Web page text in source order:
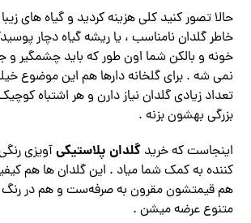
حالا تصور کنید کلی هزینه کردید و گیاه‌ های
خاطر گلدان نامناسب ، یا ریشه گیاه دچار
خونه و بالکن شما اون ‌طور که باید چشمگیر
نمی‌ شه . برای گلخانه‌ دارها هم این موضوع
تعداد زیادی گلدان نیاز دارن و هر اشتباه
بزرگی بهشون بزنه .
اینجاست که خریدگلدان پلاستیکیآویزی
کننده به کمک شما میاد . این گلدان‌ ها هم
هم قیمتشون مقرون‌ به‌ صرفه‌ست و هم در رنگ‌
متنوع عرضه میشن .